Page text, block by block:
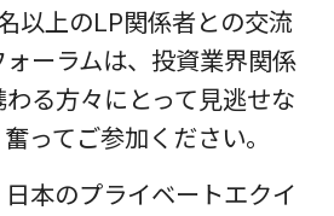
以上のLP関係者との交流
ーラムは、投資業界関係
る方々にとって見逃せな
ってご参加ください。
本のプライベートエクイ